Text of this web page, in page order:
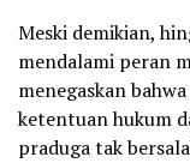
Meski demikian,
mendalami peran
menegaskan
ketentuan hukum
praduga tak